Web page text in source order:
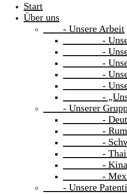
Start
Über uns
- Unsere Arbeit
- Unser
- Unsere
- Unser
- Unser
- Unsere
-
- Unserer
-
-
- Schweiz
- Thailand
-
-
- Unsere